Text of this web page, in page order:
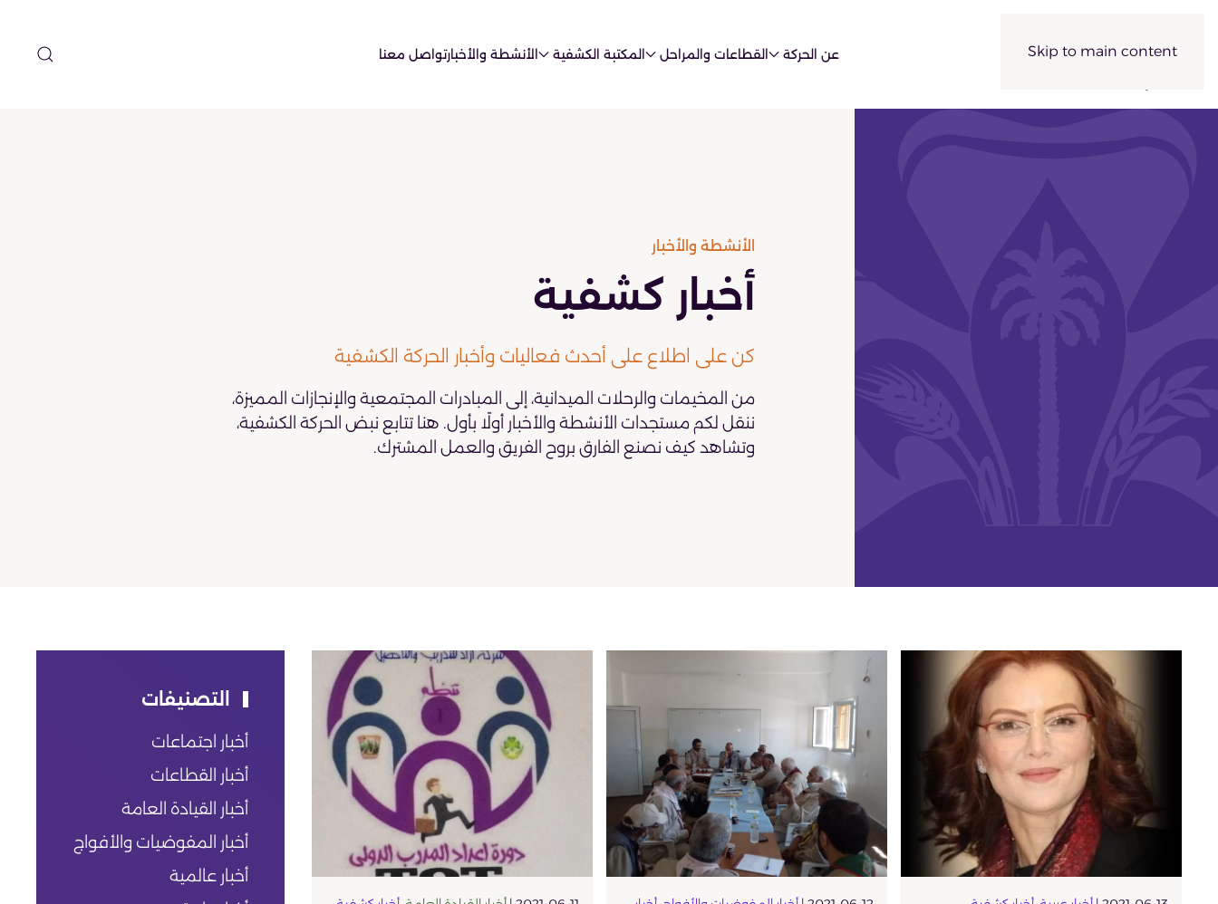
Skip to main content عن الحركة القطاعات والمراحل المكتبة الكشفية الأنشطة والأخبارتواصل معنا
الأنشطة والأخبار
أخبار كشفية
كن على اطلاع على أحدث فعاليات وأخبار الحركة الكشفية
من المخيمات والرحلات الميدانية، إلى المبادرات المجتمعية والإنجازات المميزة،
ننقل لكم مستجدات الأنشطة والأخبار أولًا بأول. هنا تتابع نبض الحركة الكشفية،
وتشاهد كيف نصنع الفارق بروح الفريق والعمل المشترك.
التصنيفات
أخبار اجتماعات
أخبار القطاعات
أخبار القيادة العامة
أخبار المفوضيات والأفواج
أخبار عالمية